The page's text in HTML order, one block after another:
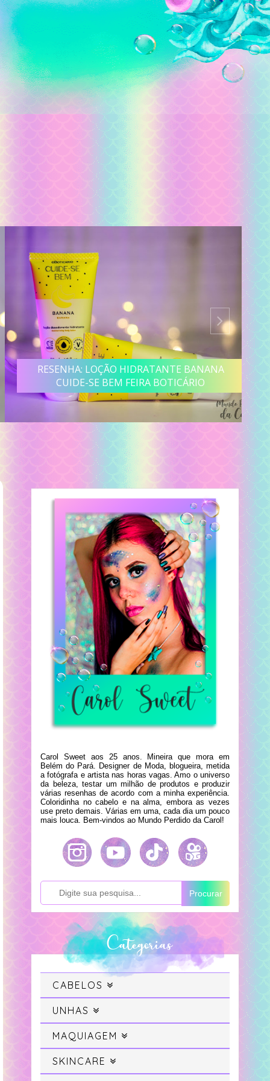
RESENHA: LOÇÃO HIDRATANTE BANANA
CUIDE-SE BEM FEIRA BOTICÁRIO
Carol Sweet aos 25 anos. Mineira que mora em
Belém do Pará. Designer de Moda, blogueira, metida
a fotógrafa e artista nas horas vagas. Amo o universo
da beleza, testar um milhão de produtos e produzir
várias resenhas de acordo com a minha experiência.
Coloridinha no cabelo e na alma, embora as vezes
use preto demais. Várias em uma, cada dia um pouco
mais louca. Bem-vindos ao Mundo Perdido da Carol!
Procurar
Categorias
CABELOS
Cabelo
Cabelo Colorido
Projeto Sereia
UNHAS
Swatches
Unhas da Semana
MAQUIAGEM
Maquiagem
SKINCARE